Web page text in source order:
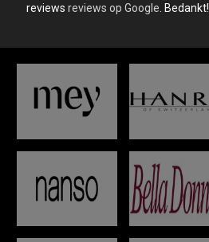
reviews reviews op Google. Bedankt!